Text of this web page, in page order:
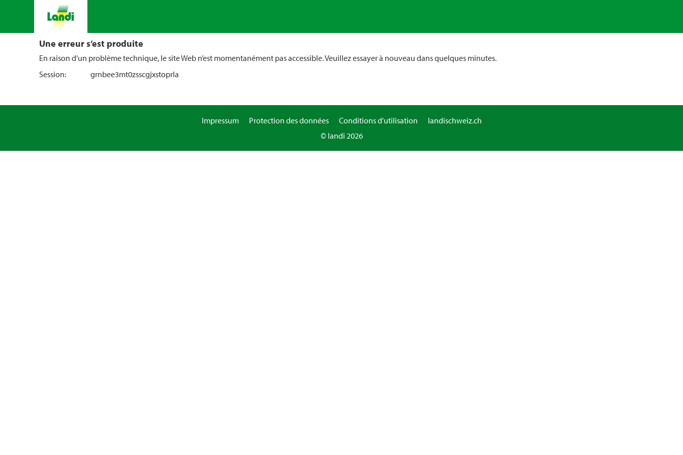
Une erreur s’est produite
En raison d’un problème technique, le site Web n’est momentanément pas accessible. Veuillez essayer à nouveau dans quelques minutes.
Session:
grnbee3mt0zsscgjxstoprla
Impressum Protection des données Conditions d'utilisation
landischweiz.ch
© landi 2026